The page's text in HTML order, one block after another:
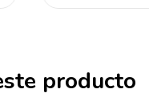
producto